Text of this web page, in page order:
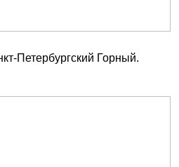
Петербургский Горный.